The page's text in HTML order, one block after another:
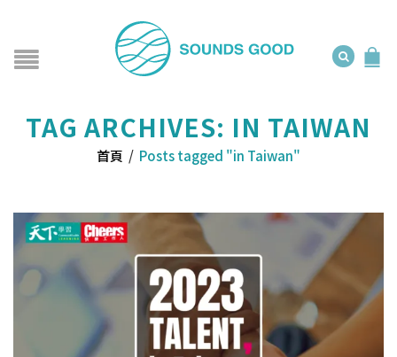
TAG ARCHIVES: IN TAIWAN
首頁 / Posts tagged "in Taiwan"